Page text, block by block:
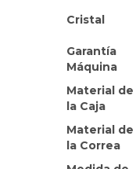
Cristal
Garantía
Máquina
Material de
la Caja
Material de
la Correa